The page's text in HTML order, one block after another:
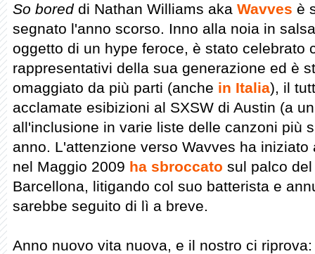
So boreddi Nathan Williams aka Wavves è
segnato l'anno scorso. Inno alla noia in
oggetto di un hype feroce, è stato celebrato
rappresentativi della sua generazione ed è
omaggiato da più parti (anche in Italia), il
acclamate esibizioni al SXSW di Austin (a
all'inclusione in varie liste delle canzoni più
anno. L'attenzione verso Wavves ha
nel Maggio 2009 ha sbroccato sul palco
Barcellona, litigando col suo batterista e
sarebbe seguito di lì a breve.
Anno nuovo vita nuova, e il nostro ci